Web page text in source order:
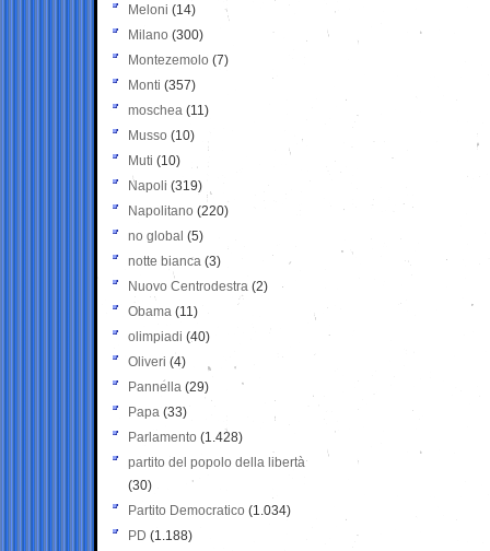
Meloni (14)
Milano (300)
Montezemolo (7)
Monti (357)
moschea (11)
Musso (10)
Muti (10)
Napoli (319)
Napolitano (220)
no global (5)
notte bianca (3)
Nuovo Centrodestra (2)
Obama (11)
olimpiadi (40)
Oliveri (4)
Pannella (29)
Papa (33)
Parlamento (1.428)
partito del popolo della libertà
(30)
Partito Democratico (1.034)
PD (1.188)